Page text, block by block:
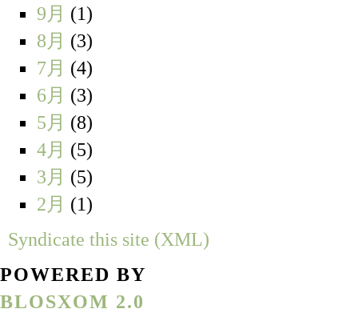
9月 (1)
8月 (3)
7月 (4)
6月 (3)
5月 (8)
4月 (5)
3月 (5)
2月 (1)
Syndicate this site (XML)
POWERED BY
BLOSXOM 2.0